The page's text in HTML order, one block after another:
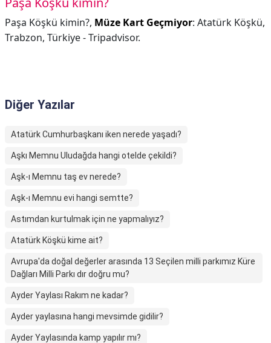
Paşa Köşkü kimin?, Müze Kart Geçmiyor: Atatürk Köşkü,
Trabzon, Türkiye - Tripadvisor.
Diğer Yazılar
Atatürk Cumhurbaşkanı iken nerede yaşadı?
Aşkı Memnu Uludağda hangi otelde çekildi?
Aşk-ı Memnu taş ev nerede?
Aşk-ı Memnu evi hangi semtte?
Astımdan kurtulmak için ne yapmalıyız?
Atatürk Köşkü kime ait?
Avrupa'da doğal değerler arasında 13 Seçilen milli parkımız Küre
Dağları Milli Parkı dır doğru mu?
Ayder Yaylası Rakım ne kadar?
Ayder yaylasına hangi mevsimde gidilir?
Ayder Yaylasında kamp yapılır mı?